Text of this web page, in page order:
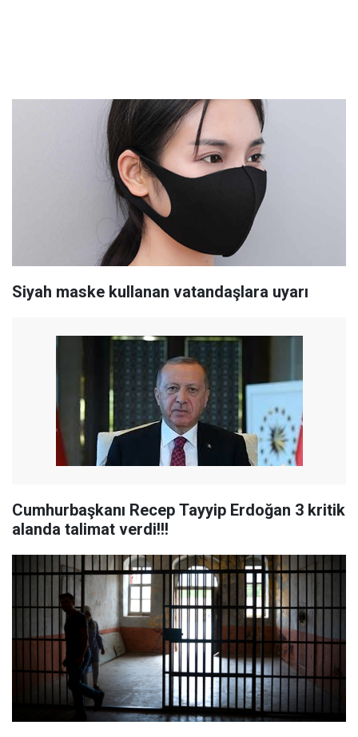
Siyah maske kullanan vatandaşlara uyarı
Cumhurbaşkanı Recep Tayyip Erdoğan 3 kritik
alanda talimat verdi!!!